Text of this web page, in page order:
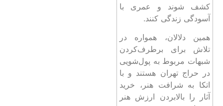
کشف شوند و عمری با
آسودگی زندگی کنند.
همین دلالان، همواره در
تلاش برای برطرف‌کردن
شبهات مربوط به پول‌شویی
در حراج تهران هستند و با
اتکا به شرافت هنر، خرید
آثار را بالابردن ارزش هنر